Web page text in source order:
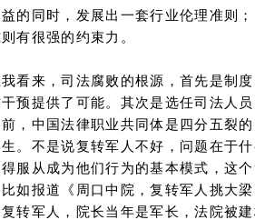
的同时，发展出一套行业伦理准则
有很强的约束力。
来，司法腐败的根源，首先是制度
预提供了可能。其次是选任司法人
，中国法律职业共同体是四分五裂
。不是说复转军人不好，问题在于
服从成为他们行为的基本模式，这
如报道《周口中院，复转军人挑大
复转军人，院长当年是军长，法院被